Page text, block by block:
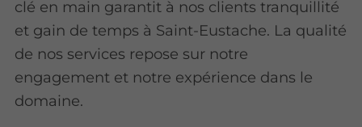
clé en main garantit à nos clients tranquillité
et gain de temps à Saint-Eustache. La qualité
de nos services repose sur notre
engagement et notre expérience dans le
domaine.